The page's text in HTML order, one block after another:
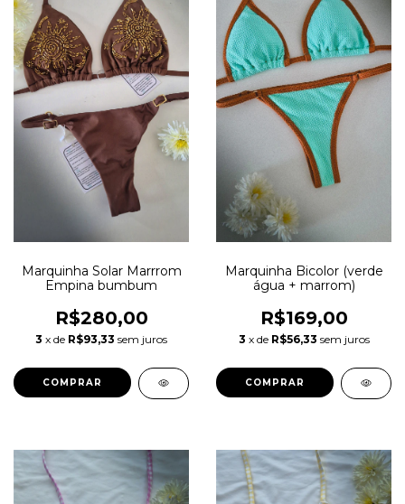
Marquinha Solar Marrrom
Empina bumbum
R$280,00
3 x de R$93,33 sem juros
COMPRAR
Marquinha Bicolor (verde
água + marrom)
R$169,00
3 x de R$56,33 sem juros
COMPRAR